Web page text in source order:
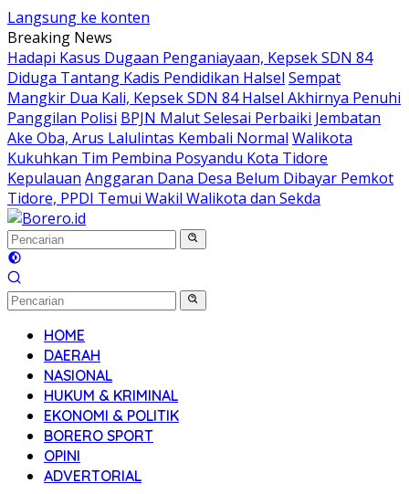
Langsung ke konten
Breaking News
Hadapi Kasus Dugaan Penganiayaan, Kepsek SDN 84
Diduga Tantang Kadis Pendidikan Halsel Sempat
Mangkir Dua Kali, Kepsek SDN 84 Halsel Akhirnya Penuhi
Panggilan Polisi BPJN Malut Selesai Perbaiki Jembatan
Ake Oba, Arus Lalulintas Kembali Normal Walikota
Kukuhkan Tim Pembina Posyandu Kota Tidore
Kepulauan Anggaran Dana Desa Belum Dibayar Pemkot
Tidore, PPDI Temui Wakil Walikota dan Sekda
HOME
DAERAH
NASIONAL
HUKUM & KRIMINAL
EKONOMI & POLITIK
BORERO SPORT
OPINI
ADVERTORIAL